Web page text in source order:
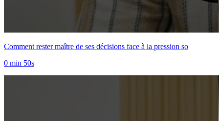
Comment rester maître de ses décisions face à la pression so
0 min 50s